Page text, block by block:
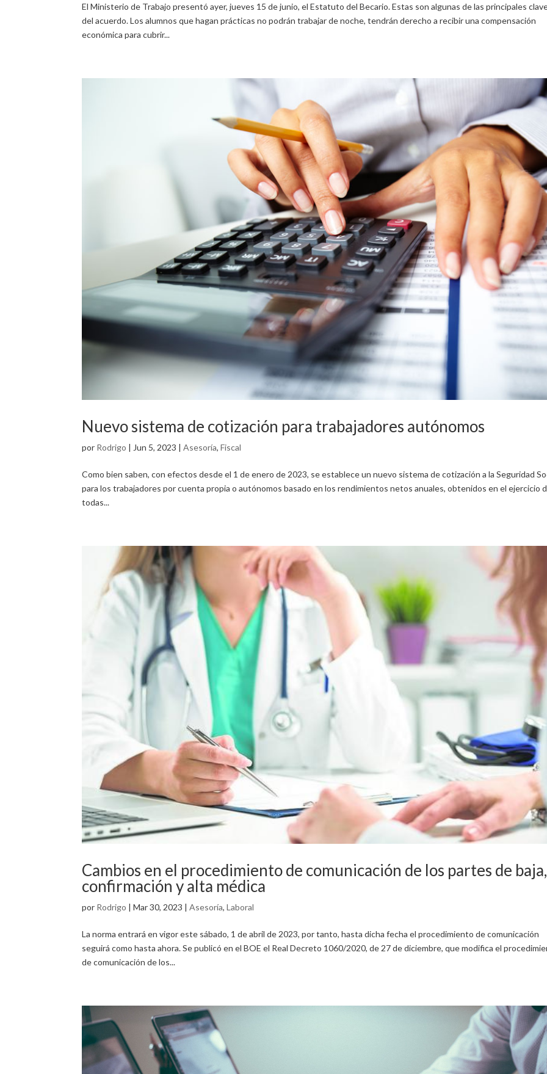
El Ministerio de Trabajo presentó ayer, jueves 15 de junio, el Estatuto del Becario. Estas son algunas de las principales
del acuerdo. Los alumnos que hagan prácticas no podrán trabajar de noche, tendrán derecho a recibir una compensación
económica para cubrir...
Nuevo sistema de cotización para trabajadores autónomos
por Rodrigo | Jun 5, 2023 |Asesoría,Fiscal
Como bien saben, con efectos desde el 1 de enero de 2023, se establece un nuevo sistema de cotización a la Seguridad
para los trabajadores por cuenta propia o autónomos basado en los rendimientos netos anuales, obtenidos en el ejercicio
todas...
Cambios en el procedimiento de comunicación de los partes de baja,
confirmación y alta médica
por Rodrigo |Mar 30, 2023 |Asesoría,Laboral
La norma entrará en vigor este sábado, 1 de abril de 2023, por tanto, hasta dicha fecha el procedimiento de comunicación
seguirá como hasta ahora. Se publicó en el BOE el Real Decreto 1060/2020, de 27 de diciembre, que modifica el
de comunicación de los...